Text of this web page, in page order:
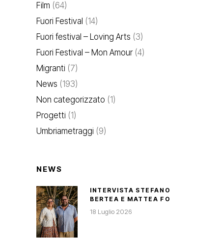
Film (64)
Fuori Festival (14)
Fuori festival – Loving Arts (3)
Fuori Festival – Mon Amour(4)
Migranti (7)
News (193)
Non categorizzato (1)
Progetti (1)
Umbriametraggi (9)
NEWS
INTERVISTA STEFANO
BERTEA E MATTEA FO
18 Luglio 2026